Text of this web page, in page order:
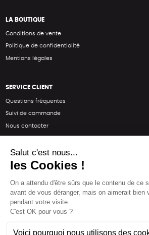
LA BOUTIQUE
Conditions de vente
Politique de confidentialité
Mentions légales
SERVICE CLIENT
Questions fréquentes
Suivi de commande
Nous contacter
SUIVEZ-NOUS